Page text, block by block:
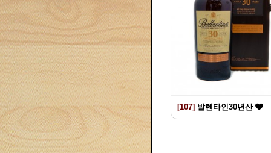
[107] 발렌타인30년산